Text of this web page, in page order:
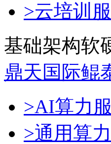
>云培训
基础架构软
鼎天国际鲲
>AI算力
>通用算